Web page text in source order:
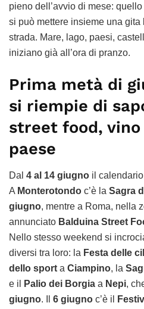
pieno dell’avvio di mese:
si può mettere insieme una gita
strada. Mare, lago, paesi,
iniziano già all’ora di pranzo.
Prima metà di
si riempie di
street food,
paese
Dal 4 al 14 giugno il
A Monterotondo c’è la Sagra
giugno, mentre a Roma, nella
annunciato Balduina Street
Nello stesso weekend si
diversi tra loro: la Festa delle
dello sport a Ciampino, la
e il
Palio dei Borgia a Nepi,
giugno. Il 6 giugno c’è il